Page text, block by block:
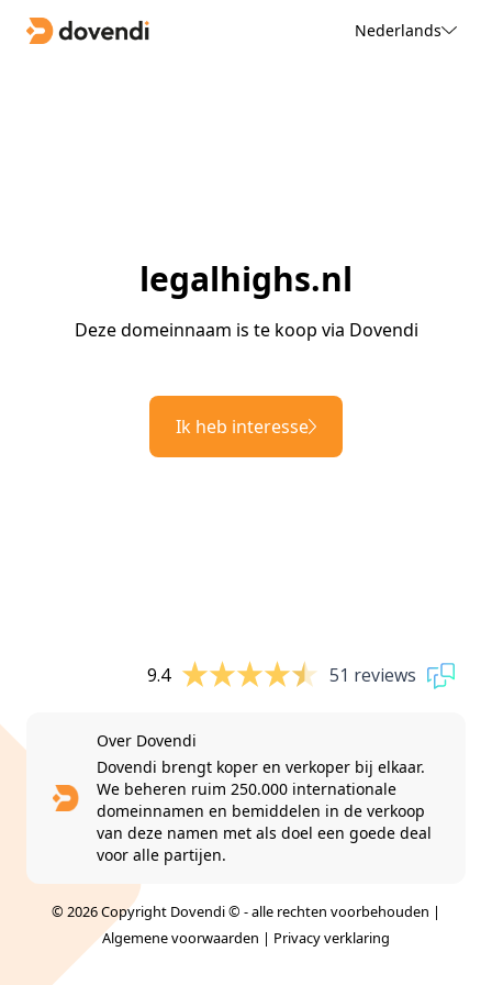
Nederlands
legalhighs.nl
Deze domeinnaam is te koop via Dovendi
Ik heb interesse
9.4 51 reviews
Over Dovendi
Dovendi brengt koper en verkoper bij elkaar.
We beheren ruim 250.000 internationale
domeinnamen en bemiddelen in de verkoop
van deze namen met als doel een goede deal
voor alle partijen.
© 2026 Copyright Dovendi © - alle rechten voorbehouden |
Algemene voorwaarden | Privacy verklaring